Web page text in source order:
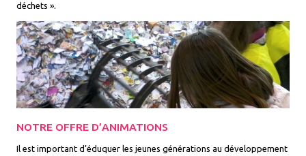
déchets ».
NOTRE OFFRE D’ANIMATIONS
Il est important d’éduquer les jeunes générations au développement